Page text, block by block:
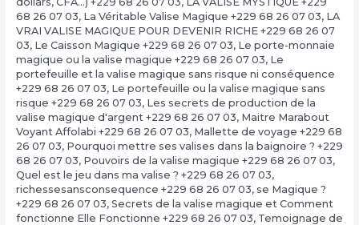
68 26 07 03, La Véritable Valise Magique +229 68 26 07 03, LA
VRAI VALISE MAGIQUE POUR DEVENIR RICHE +229 68 26 07
03, Le Caisson Magique +229 68 26 07 03, Le porte-monnaie
magique ou la valise magique +229 68 26 07 03, Le
portefeuille et la valise magique sans risque ni conséquence
+229 68 26 07 03, Le portefeuille ou la valise magique sans
risque +229 68 26 07 03, Les secrets de production de la
valise magique d'argent +229 68 26 07 03, Maitre Marabout
Voyant Affolabi +229 68 26 07 03, Mallette de voyage +229 68
26 07 03, Pourquoi mettre ses valises dans la baignoire ? +229
68 26 07 03, Pouvoirs de la valise magique +229 68 26 07 03,
Quel est le jeu dans ma valise ? +229 68 26 07 03,
richessesansconsequence +229 68 26 07 03, se Magique ?
+229 68 26 07 03, Secrets de la valise magique et Comment
fonctionne Elle Fonctionne +229 68 26 07 03, Temoignage de